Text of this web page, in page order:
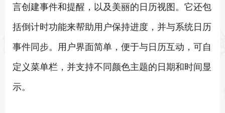
言创建事件和提醒，以及美丽的日历视图。它还包
括倒计时功能来帮助用户保持进度，并与系统日历
事件同步。用户界面简单，便于与日历互动，可自
定义菜单栏，并支持不同颜色主题的日期和时间显
示。